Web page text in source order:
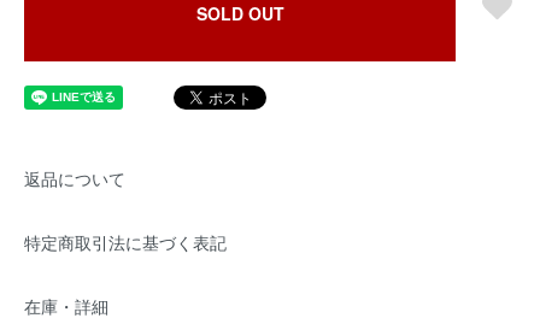
SOLD OUT
返品について
特定商取引法に基づく表記
在庫・詳細